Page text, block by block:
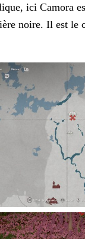
ici Camora
noire. Il est le